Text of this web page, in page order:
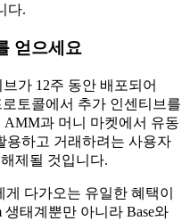
다.
얻으세요
가 12주 동안 배포되어
토콜에서 추가 인센티브를
과 머니 마켓에서 유동
용하고 거래하려는 사용자
제될 것입니다.
다가오는 유일한 혜택이
생태계뿐만 아니라 Base와